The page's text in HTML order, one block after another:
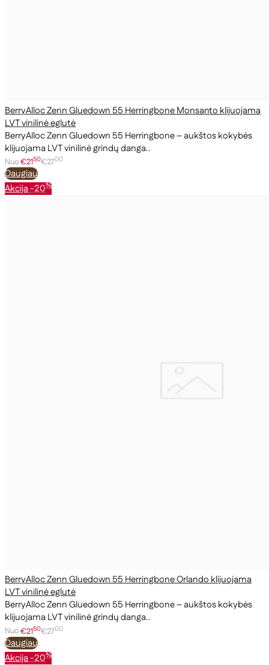
BerryAlloc Zenn Gluedown 55 Herringbone Monsanto klijuojama
LVT vinilinė eglutė
BerryAlloc Zenn Gluedown 55 Herringbone – aukštos kokybės
klijuojama LVT vinilinė grindų danga..
Nuo€2150€2700
Daugiau
Akcija-20%
BerryAlloc Zenn Gluedown 55 Herringbone Orlando klijuojama
LVT vinilinė eglutė
BerryAlloc Zenn Gluedown 55 Herringbone – aukštos kokybės
klijuojama LVT vinilinė grindų danga..
Nuo€2150€2700
Daugiau
Akcija-20%